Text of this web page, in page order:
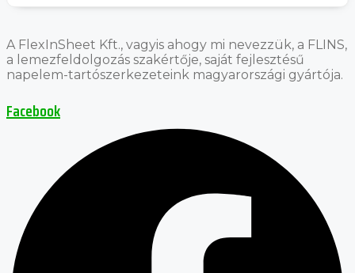
A FlexInSheet Kft., vagyis ahogy mi nevezzük, a FLINS,
a lemezfeldolgozás szakértője, saját fejlesztésű
napelem-tartószerkezeteink magyarországi gyártója.
Facebook